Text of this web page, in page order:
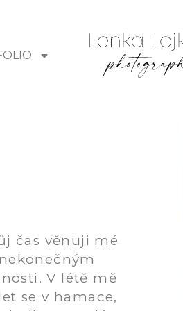
čas věnuji mé
V létě mě
se v hamace,